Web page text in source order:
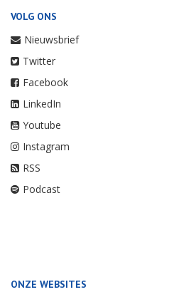
VOLG ONS
Nieuwsbrief
Twitter
Facebook
LinkedIn
Youtube
Instagram
RSS
Podcast
ONZE WEBSITES